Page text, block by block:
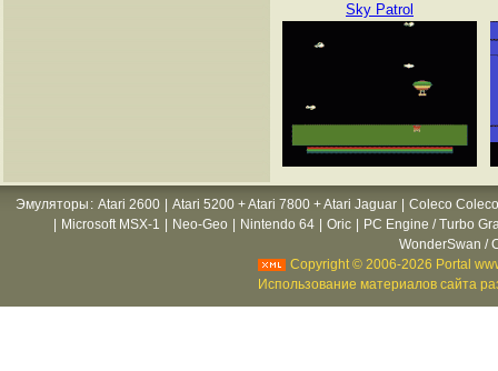
Sky Patrol
Эмуляторы : Atari 2600 Atari 5200 + Atari 7800 + Atari Jaguar
Coleco
Microsoft MSX-1 Neo-Geo Nintendo 64 Oric
PC Engine / Turbo
WonderSwan /
Copyright © 2006-2026 Portal
Использование материалов сайта